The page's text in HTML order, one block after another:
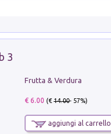
3
Frutta & Verdura
€ 6.00 (€14.00- 57%)
aggiungi al carrello